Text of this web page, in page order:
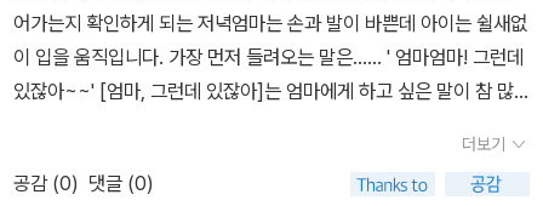
설게 느끼질 않은걸 보면요~
거알아?'하면서 부모도 아이에게 말을 걸어보면서오늘의 이야기를
서로에게 꺼내보는 것도 좋을 거같아요
어가는지 확인하게 되는 저녁엄마는 손과 발이 바쁜데 아이는 쉴새없
이 입을 움직입니다. 가장 먼저 들려오는 말은...... ' 엄마엄마! 그런데
있잖아~~' [엄마, 그런데 있잖아]는 엄마에게 하고 싶은 말이 참 많
이셨던 작가 캐롤 고든 액스터의 글과 작가 닌케 마레 탈스마의 밝은
색채 그림으로 완성된 보라빛소의 신작입니다. 그림책 속 올리버는
더보기
공감 (0) 댓글 (0)